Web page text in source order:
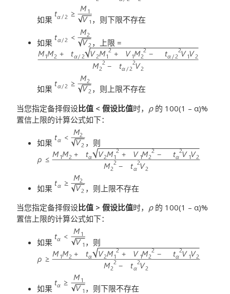
如果 ，则下限不存在
如果 ，上限 =
如果
，则上限不存在
当您指定备择假设比值 < 假设比值时， ρ的 100(1 – α)%
置信上限的计算公式如下：
如果 ，则
如果
，则上限不存在
当您指定备择假设比值 > 假设比值时， ρ的 100(1 – α)%
置信上限的计算公式如下：
如果 ，则
如果 ，则下限不存在